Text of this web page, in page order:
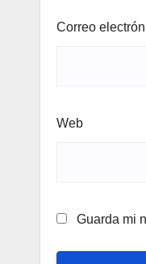
Correo
Web
Guarda mi